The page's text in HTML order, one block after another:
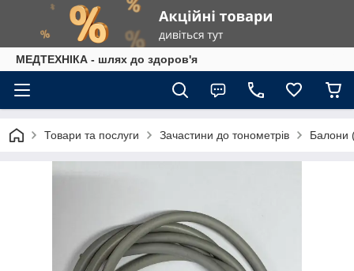
МЕДТЕХНІКА - шлях до здоров'я
Товари та послуги Зачастини до тонометрів Балони